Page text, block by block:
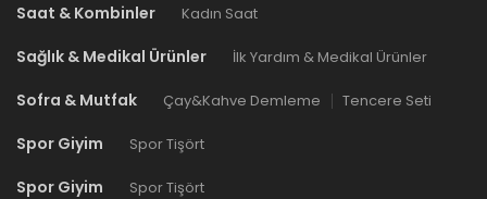
Saat & Kombinler Kadın Saat
Sağlık & Medikal Ürünler İlk Yardım & Medikal Ürünler
Sofra & Mutfak Çay&Kahve Demleme Tencere Seti
Spor Giyim Spor Tişört
Spor Giyim Spor Tişört